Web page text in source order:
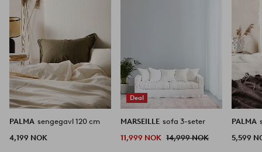
PALMA sengegavl 120 cm
4,199 NOK
Deal
MARSEILLE sofa 3-seter
11,999 NOK 14,999 NOK
PALMA
5,599